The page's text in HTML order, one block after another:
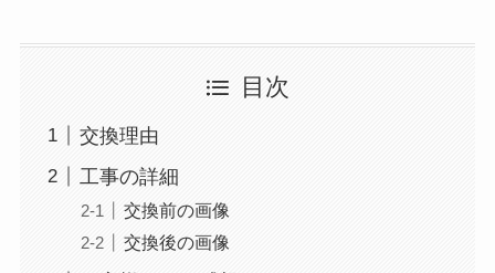
目次
交換理由
工事の詳細
交換前の画像
交換後の画像